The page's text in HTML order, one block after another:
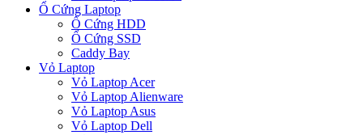
Ổ Cứng Laptop
Ổ Cứng HDD
Ổ Cứng SSD
Caddy Bay
Vỏ Laptop
Vỏ Laptop Acer
Vỏ Laptop Alienware
Vỏ Laptop Asus
Vỏ Laptop Dell